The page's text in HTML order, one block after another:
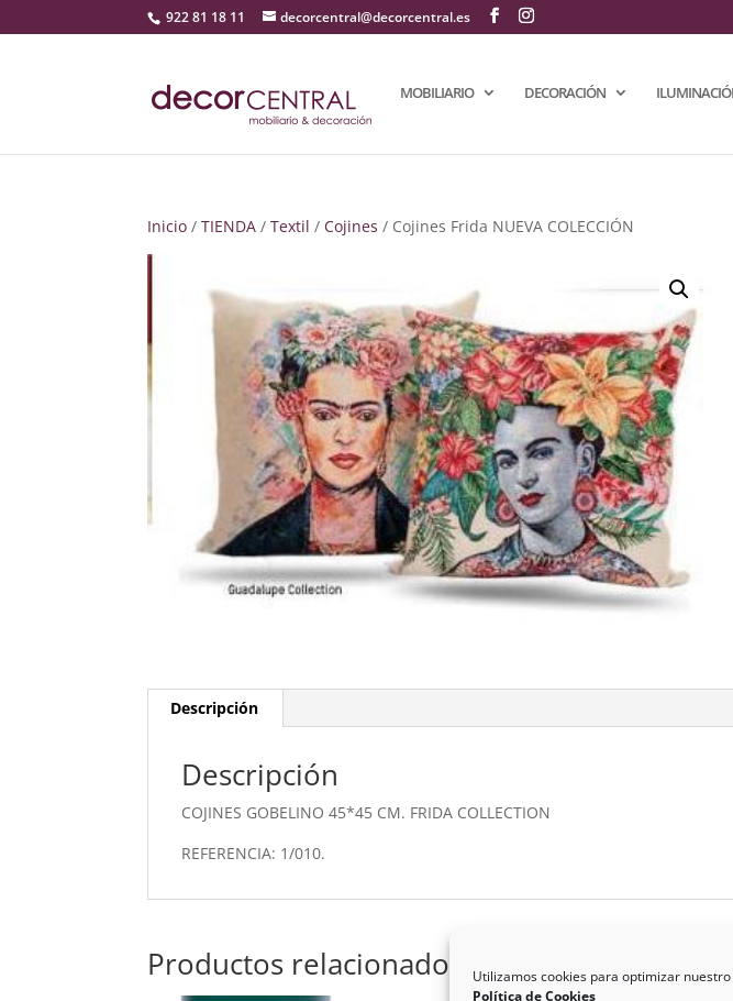
Utilizamos cookies para optimizar
Política de Cookies
922 81 18 11 decorcentral@decorcentral.es
MOBILIARIO DECORACIÓN
Inicio /TIENDA /Textil /Cojines / Cojines Frida NUEVA COLECCIÓN
Descripción
Descripción
COJINES GOBELINO 45*45 CM. FRIDA COLLECTION
REFERENCIA: 1/010.
Productos relacionados